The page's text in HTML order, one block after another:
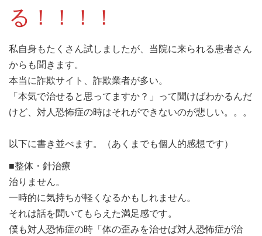
る！！！！
私自身もたくさん試しましたが、当院に来られる患者さん
からも聞きます。
本当に詐欺サイト、詐欺業者が多い。
「本気で治せると思ってますか？」って聞けばわかるんだ
けど、対人恐怖症の時はそれができないのが悲しい。。。
以下に書き並べます。（あくまでも個人的感想です）
■整体・針治療
治りません。
一時的に気持ちが軽くなるかもしれません。
それは話を聞いてもらえた満足感です。
僕も対人恐怖症の時「体の歪みを治せば対人恐怖症が治